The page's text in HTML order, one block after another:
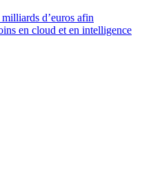
d’euros afin
en cloud et en intelligence